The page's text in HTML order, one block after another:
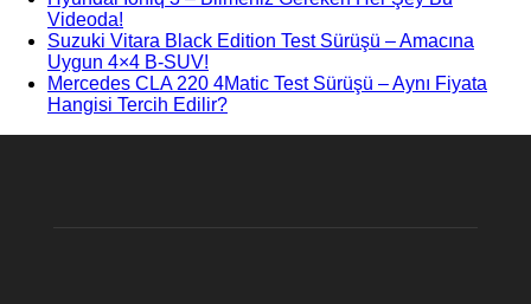
Videoda!
Suzuki Vitara Black Edition Test Sürüşü – Amacına
Uygun 4×4 B-SUV!
Mercedes CLA 220 4Matic Test Sürüşü – Aynı Fiyata
Hangisi Tercih Edilir?